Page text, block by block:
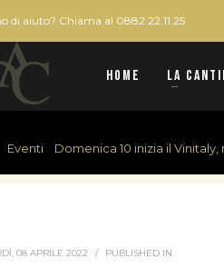
di aiuto? Chiama al 0882 22.11.25
Home La
Eventi Domenica 10 inizia il Vinitaly,
08 APRILE 2022 / PUBLISHED IN